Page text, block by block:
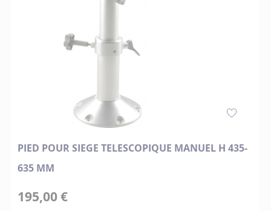
PIED POUR SIEGE TELESCOPIQUE MANUEL H 435-
635 MM
195,00 €